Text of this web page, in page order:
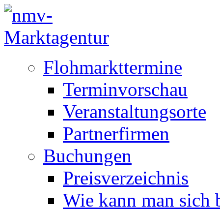
Flohmarkttermine
Terminvorschau
Veranstaltungsorte
Partnerfirmen
Buchungen
Preisverzeichnis
Wie kann man sich